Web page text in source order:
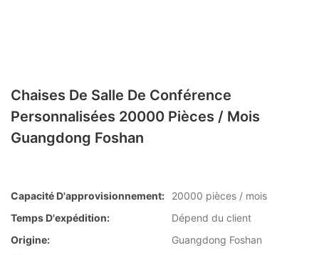
Chaises De Salle De Conférence
Personnalisées 20000 Pièces / Mois
Guangdong Foshan
Capacité D'approvisionnement:
20000 pièces / mois
Temps D'expédition:
Dépend du client
Origine:
Guangdong Foshan